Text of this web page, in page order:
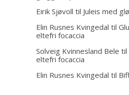
Eirik Sjøvoll til Juleis med
Elin Rusnes Kvingedal til
eltefri focaccia
Solveig Kvinnesland Bele til
eltefri focaccia
Elin Rusnes Kvingedal til